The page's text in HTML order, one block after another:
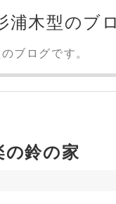
浦木型のブ
ブログです。
の鈴の家